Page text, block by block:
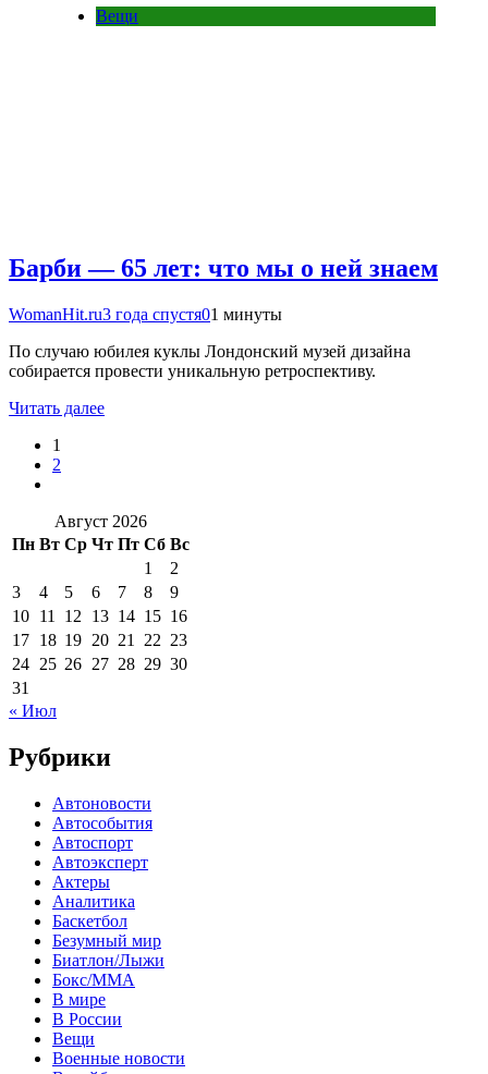
Вещи
Барби — 65 лет: что мы о ней знаем
WomanHit.ru3 года спустя01 минуты
По случаю юбилея куклы Лондонский музей дизайна
собирается провести уникальную ретроспективу.
Читать далее
1
2
Август 2026
Пн Вт Ср Чт Пт Сб Вс
1
2
3
4 5 6 7 8
9
10 11 12 13 14 15 16
17 18 19 20 21 22 23
24 25 26 27 28 29 30
31
« Июл
Рубрики
Автоновости
Автособытия
Автоспорт
Автоэксперт
Актеры
Аналитика
Баскетбол
Безумный мир
Биатлон/Лыжи
Бокс/MMA
В мире
В России
Вещи
Военные новости